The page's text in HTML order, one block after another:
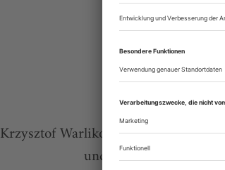
Krzysztof Warlikowski inszeniert
und Stanislas Nordey